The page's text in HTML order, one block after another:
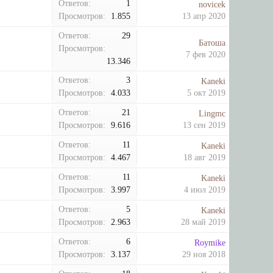
Ответов:
1
Просмотров:
1.855
novicek
13 апр 2020
Ответов:
29
Просмотров:
13.346
Батоша
7 фев 2020
Ответов:
3
Просмотров:
4.033
Kaneki
5 окт 2019
Ответов:
21
Просмотров:
9.616
Lingmc
13 сен 2019
Ответов:
11
Просмотров:
4.467
Kaneki
18 авг 2019
Ответов:
11
Просмотров:
3.997
Kaneki
4 июл 2019
Ответов:
5
Просмотров:
2.963
Kaneki
28 май 2019
Ответов:
6
Просмотров:
3.137
Roymike
29 ноя 2018